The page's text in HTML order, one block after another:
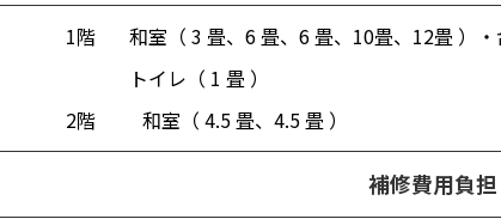
1階
和室（ 3 畳、6 畳、6 畳、10畳、12畳 ）
トイレ（ 1 畳 ）
2階
和室（ 4.5 畳、4.5 畳 ）
補修費用負担